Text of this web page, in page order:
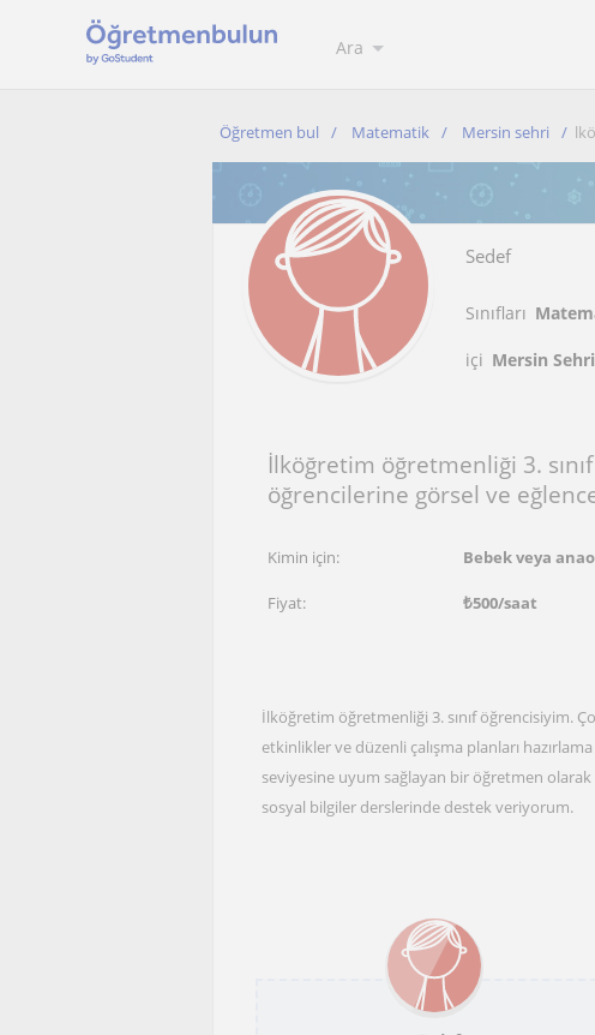
Ara
Öğretmen bul Matematik Mersin sehri
Sedef
Sınıfları
içi Mersin
İlköğretim öğretmenliği 3.
öğrencilerine görsel ve
Kimin için: Bebek veya
Fiyat: ₺500/saat
İlköğretim öğretmenliği 3. sınıf öğrencisiyim.
etkinlikler ve düzenli çalışma planları
seviyesine uyum sağlayan bir öğretmen
sosyal bilgiler derslerinde destek veriyorum.